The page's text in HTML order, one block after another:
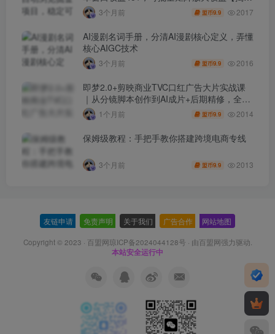
秘】3个月前 盟币9.9 2017
AI漫剧名词手册，分清AI漫剧核心定义，弄懂
核心AIGC技术
3个月前 盟币9.9 2016
即梦2.0+剪映商业TVC口红广告大片实战课
｜从分镜脚本创作到AI成片+后期精修，全流
程打造品牌级产品广告
1个月前 盟币9.9 2014
保姆级教程：手把手教你搭建跨境电商专线
3个月前 盟币9.9 2013
友链申请 免责声明 关于我们 广告合作 网站地图
Copyright © 2023 · 百盟网琼ICP备2024044128号 · 由百盟网强力驱动.
本站安全运行中